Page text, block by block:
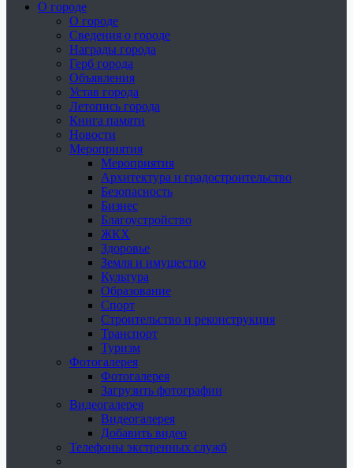
О городе
О городе
Сведения о городе
Награды города
Герб города
Объявления
Устав города
Летопись города
Книга памяти
Новости
Мероприятия
Мероприятия
Архитектура и градостроительство
Безопасность
Бизнес
Благоустройство
ЖКХ
Здоровье
Земля и имущество
Культура
Образование
Спорт
Строительство и реконструкция
Транспорт
Туризм
Фотогалерея
Фотогалерея
Загрузить фотографии
Видеогалерея
Видеогалерея
Добавить видео
Телефоны экстренных служб